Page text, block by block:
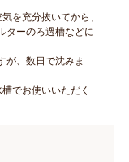
を充分抜いてから、
ターのろ過槽などに
が、数日で沈みま
でお使いいただく